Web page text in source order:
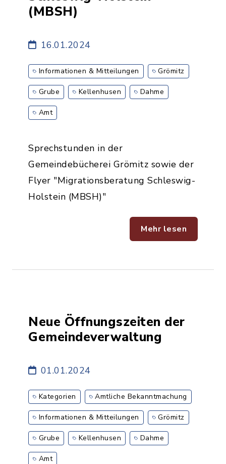
(MBSH)
16.01.2024
Informationen & Mitteilungen Grömitz
Grube Kellenhusen Dahme
Amt
Sprechstunden in der
Gemeindebücherei Grömitz sowie der
Flyer "Migrationsberatung Schleswig-
Holstein (MBSH)"
Mehr lesen
Neue Öffnungszeiten der
Gemeindeverwaltung
01.01.2024
Kategorien Amtliche Bekanntmachung
Informationen & Mitteilungen Grömitz
Grube Kellenhusen Dahme
Amt